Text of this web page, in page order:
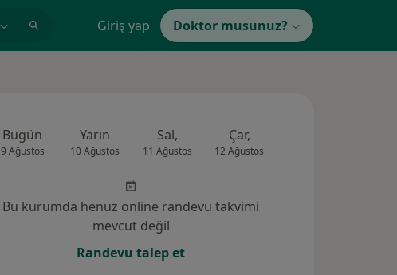
Giriş yap Doktor musunuz?
Bugün
9 Ağustos
Yarın
10 Ağustos
Sal,
11 Ağustos
Çar,
12 Ağustos
Bu kurumda henüz online randevu takvimi
mevcut değil
Randevu talep et